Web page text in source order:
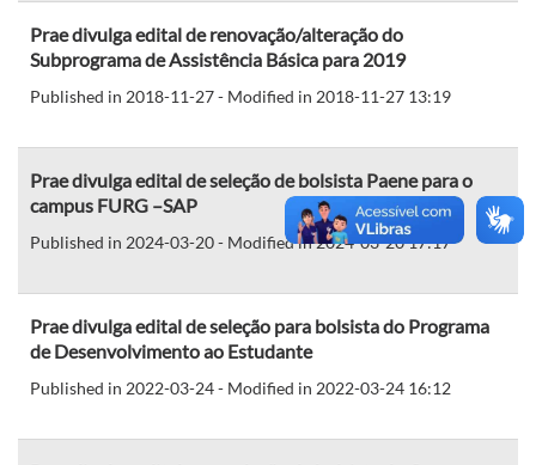
Prae divulga edital de renovação/alteração do
Subprograma de Assistência Básica para 2019
Published in 2018-11-27 - Modified in 2018-11-27 13:19
Prae divulga edital de seleção de bolsista Paene para o
campus FURG –SAP
Published in 2024-03-20 - Modified in 2024-03-20 17:17
Prae divulga edital de seleção para bolsista do Programa
de Desenvolvimento ao Estudante
Published in 2022-03-24 - Modified in 2022-03-24 16:12